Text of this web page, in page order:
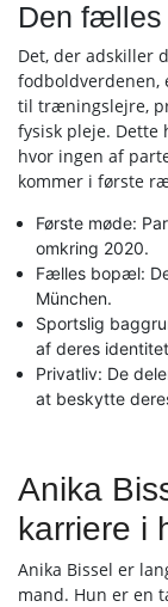
Den fælles
Det, der adskiller
fodboldverdenen,
til træningslejre,
fysisk pleje. Dette
hvor ingen af
kommer i første
Første møde:
omkring 2020.
Fælles bopæl:
München.
Sportslig
af deres
Privatliv: De
at beskytte
Anika
karriere i
Anika Bissel er
mand. Hun er en